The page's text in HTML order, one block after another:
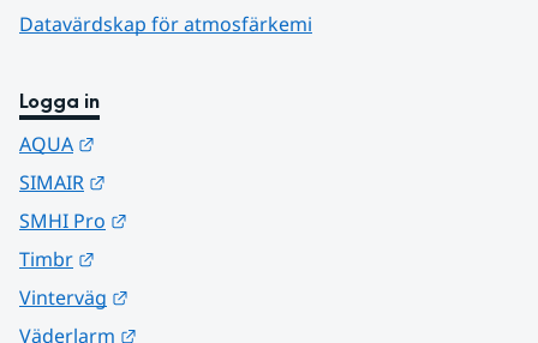
Datavärdskap för atmosfärkemi
Logga in
AQUA
SIMAIR
SMHI Pro
Timbr
Vinterväg
Väderlarm